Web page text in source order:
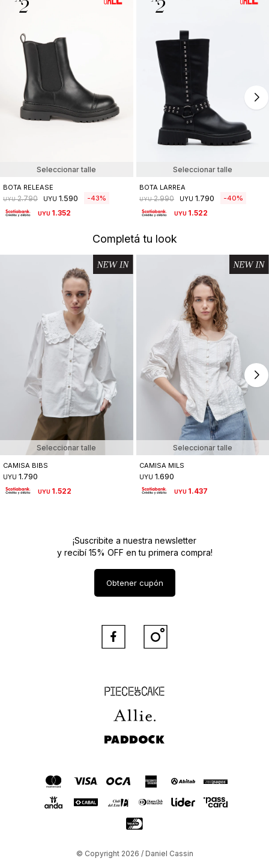
Seleccionar talle
BOTA RELEASE
UYU 2.790 UYU 1.590 43
UYU 1.352
Seleccionar talle
BOTA LARREA
UYU 2.990 UYU 1.790 40
UYU 1.522
Completá tu look
Seleccionar talle
CAMISA BIBS
UYU 1.790
UYU 1.522
Seleccionar talle
CAMISA MILS
UYU 1.690
UYU 1.437
Piece of Cake
Allie
Paddock
¡Suscribite a nuestra newsletter
y recibí 15% OFF en tu primera compra!
Obtener cupón
 
© Copyright 2026 / Daniel Cassin